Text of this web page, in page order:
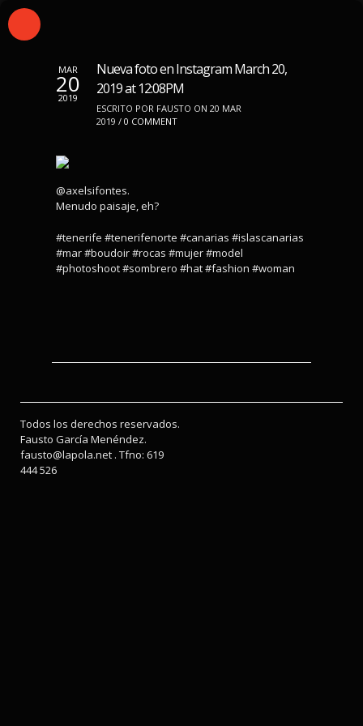
MAR
20
2019
Nueva foto en Instagram March 20,
2019 at 12:08PM
ESCRITO POR FAUSTO ON 20 MAR
2019 / 0 COMMENT
@axelsifontes.
Menudo paisaje, eh?
#tenerife #tenerifenorte #canarias #islascanarias
#mar #boudoir #rocas #mujer #model
#photoshoot #sombrero #hat #fashion #woman
Todos los derechos reservados.
Fausto García Menéndez.
fausto@lapola.net . Tfno: 619
444 526